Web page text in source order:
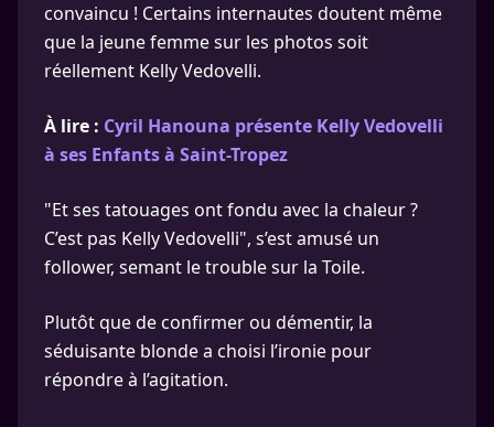
convaincu ! Certains internautes doutent même
que la jeune femme sur les photos soit
réellement Kelly Vedovelli.
À lire : Cyril Hanouna présente Kelly Vedovelli
à ses Enfants à Saint-Tropez
"Et ses tatouages ont fondu avec la chaleur ?
C’est pas Kelly Vedovelli", s’est amusé un
follower, semant le trouble sur la Toile.
Plutôt que de confirmer ou démentir, la
séduisante blonde a choisi l’ironie pour
répondre à l’agitation.